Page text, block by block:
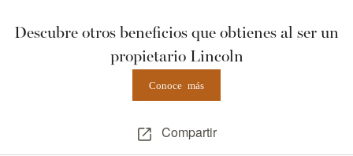
Descubre otros beneficios que obtienes al ser un
propietario Lincoln
Conoce más
Compartir